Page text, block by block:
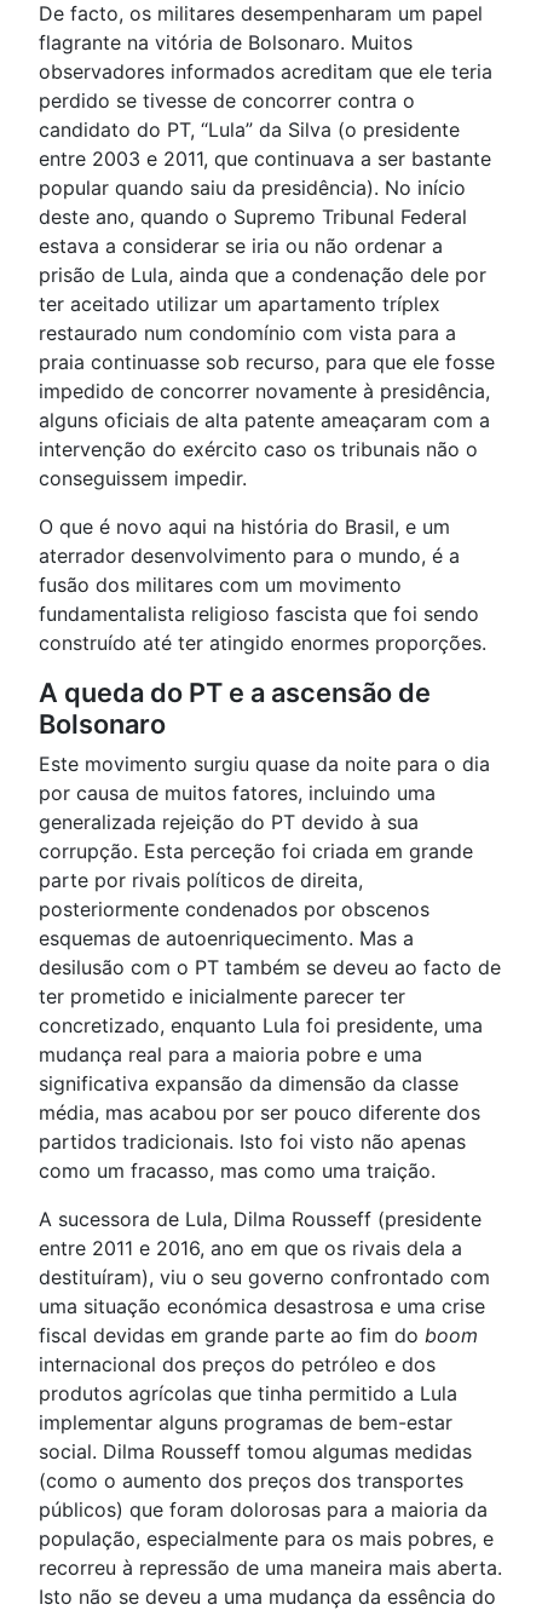
De facto, os militares desempenharam um papel
flagrante na vitória de Bolsonaro. Muitos
observadores informados acreditam que ele teria
perdido se tivesse de concorrer contra o
candidato do PT, “Lula” da Silva (o presidente
entre 2003 e 2011, que continuava a ser bastante
popular quando saiu da presidência). No início
deste ano, quando o Supremo Tribunal Federal
estava a considerar se iria ou não ordenar a
prisão de Lula, ainda que a condenação dele por
ter aceitado utilizar um apartamento tríplex
restaurado num condomínio com vista para a
praia continuasse sob recurso, para que ele fosse
impedido de concorrer novamente à presidência,
alguns oficiais de alta patente ameaçaram com a
intervenção do exército caso os tribunais não o
conseguissem impedir.
O que é novo aqui na história do Brasil, e um
aterrador desenvolvimento para o mundo, é a
fusão dos militares com um movimento
fundamentalista religioso fascista que foi sendo
construído até ter atingido enormes proporções.
A queda do PT e a ascensão de
Bolsonaro
Este movimento surgiu quase da noite para o dia
por causa de muitos fatores, incluindo uma
generalizada rejeição do PT devido à sua
corrupção. Esta perceção foi criada em grande
parte por rivais políticos de direita,
posteriormente condenados por obscenos
esquemas de autoenriquecimento. Mas a
desilusão com o PT também se deveu ao facto de
ter prometido e inicialmente parecer ter
concretizado, enquanto Lula foi presidente, uma
mudança real para a maioria pobre e uma
significativa expansão da dimensão da classe
média, mas acabou por ser pouco diferente dos
partidos tradicionais. Isto foi visto não apenas
como um fracasso, mas como uma traição.
A sucessora de Lula, Dilma Rousseff (presidente
entre 2011 e 2016, ano em que os rivais dela a
destituíram), viu o seu governo confrontado com
uma situação económica desastrosa e uma crise
fiscal devidas em grande parte ao fim do boom
internacional dos preços do petróleo e dos
produtos agrícolas que tinha permitido a Lula
implementar alguns programas de bem-estar
social. Dilma Rousseff tomou algumas medidas
(como o aumento dos preços dos transportes
públicos) que foram dolorosas para a maioria da
população, especialmente para os mais pobres, e
recorreu à repressão de uma maneira mais aberta.
Isto não se deveu a uma mudança da essência do